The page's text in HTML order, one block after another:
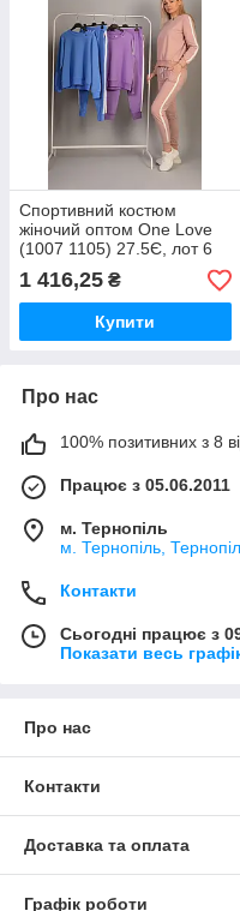
Спортивний костюм
жіночий оптом One Love
(1007 1105) 27.5Є, лот 6
шт
1 416,25 ₴
Купити
Про нас
100% позитивних з 8
Працює з 05.06.2011
м. Тернопіль
м. Тернопіль,
Контакти
Сьогодні працює з
Показати весь
Про нас
Контакти
Доставка та оплата
Графік роботи